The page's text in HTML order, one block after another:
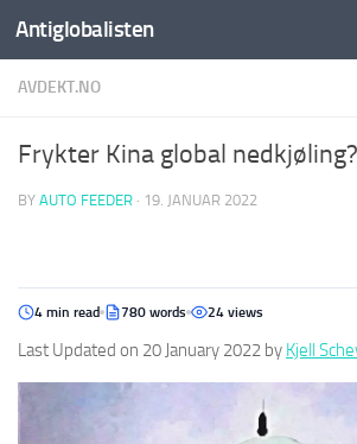
Antiglobalisten
AVDEKT.NO
Frykter Kina global nedkjøling?
BY AUTO FEEDER · 19. JANUAR 2022
4 min read 780 words 24 views
Last Updated on 20 January 2022 by Kjell